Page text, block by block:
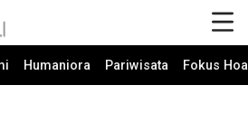
Humaniora Pariwisata Fokus